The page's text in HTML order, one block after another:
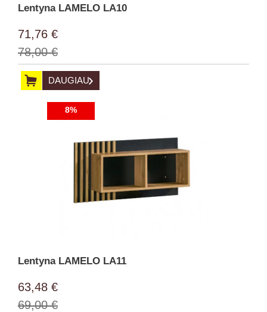
Lentyna LAMELO LA10
71,76 €
78,00 €
DAUGIAU
8%
Lentyna LAMELO LA11
63,48 €
69,00 €